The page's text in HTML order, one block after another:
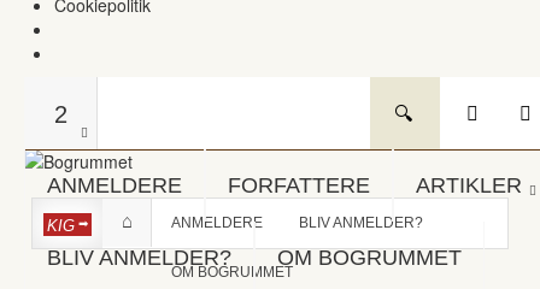
2
ANMELDERE FORFATTERE ARTIKLER
BLIV ANMELDER? OM BOGRUMMET
KIG ANMELDERE BLIV ANMELDER?
OM BOGRUMMET